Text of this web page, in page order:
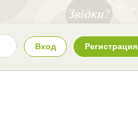
Вход Регистрация